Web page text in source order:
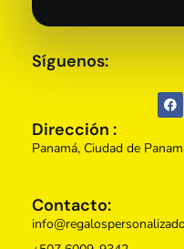
Contacto:
Dirección :
Panamá, Ciudad de
Síguenos: